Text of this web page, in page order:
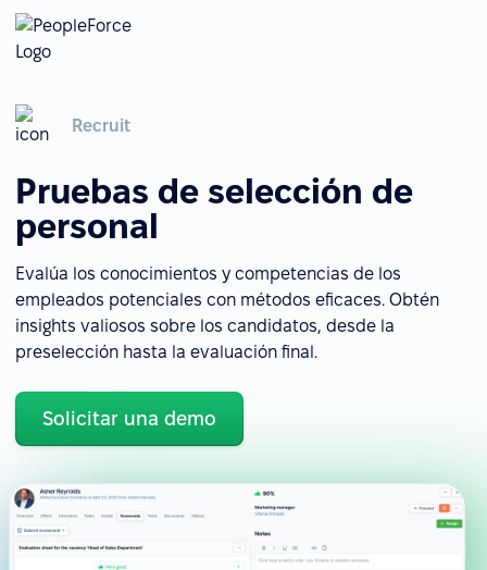
Recruit
Pruebas de selección de
personal
Evalúa los conocimientos y competencias de los
empleados potenciales con métodos eficaces. Obtén
insights valiosos sobre los candidatos, desde la
preselección hasta la evaluación final.
Solicitar una demo